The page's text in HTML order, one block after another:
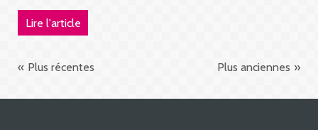
Lire l'article
Plus récentes Plus anciennes